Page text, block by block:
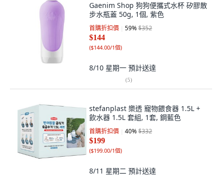
Gaenim Shop 狗狗便攜式水杯 矽膠散
步水瓶蓋 50g, 1個, 紫色
首購折扣價 59%$352
$144
($144.00/1個)
8/10 星期一 預計送達
(5)
stefanplast 樂透 寵物餵食器 1.5L +
飲水器 1.5L 套組, 1套, 鋼藍色
首購折扣價 40%$332
$199
($199.00/1個)
8/11 星期二 預計送達